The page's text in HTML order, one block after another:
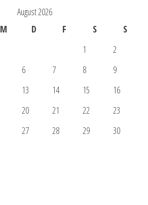
August 2026
M D F S
S
1
2
6 7 8
9
13 14 15
16
20 21 22
23
27 28 29
30